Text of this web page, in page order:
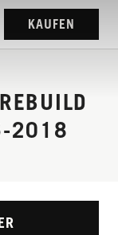
KAUFEN
2018